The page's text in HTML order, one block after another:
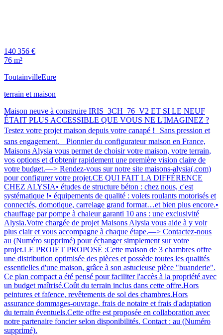
140 356 €
76 m²
ToutainvilleEure
terrain et maison
Maison neuve à construire IRIS_3CH_76_V2 ET SI LE NEUF
ÉTAIT PLUS ACCESSIBLE QUE VOUS NE L'IMAGINEZ ?
Testez votre projet maison depuis votre canapé ! Sans pression et
sans engagement. Pionnier du configurateur maison en France,
Maisons Alysia vous permet de choisir votre maison, votre terrain,
vos options et d'obtenir rapidement une première vision claire de
votre budget.—> Rendez-vous sur notre site maisons-alysia(.com)
pour configurer votre projet.CE QUI FAIT LA DIFFÉRENCE
CHEZ ALYSIA• études de structure béton : chez nous, c'est
systématique !• équipements de qualité : volets roulants motorisés et
connectés, domotique, carrelage grand format…et bien plus encore.•
chauffage par pompe à chaleur garanti 10 ans : une exclusivité
Alysia.Votre chargée de projet Maisons Alysia vous aide à y voir
plus clair et vous accompagne à chaque étape.—> Contactez-nous
au (Numéro supprimé) pour échanger simplement sur votre
projet.LE PROJET PROPOSÉ :Cette maison de 3 chambres offre
une distribution optimisée des pièces et possède toutes les qualités
essentielles d'une maison, grâce à son astucieuse pièce "buanderie".
Ce plan compact a été pensé pour faciliter l'accès à la propriété avec
un budget maîtrisé.Coût du terrain inclus dans cette offre.Hors
peintures et faïence, revêtements de sol des chambres.Hors
assurance dommages-ouvrage, frais de notaire et frais d'adaptation
du terrain éventuels.Cette offre est proposée en collaboration avec
notre partenaire foncier selon disponibilités. Contact : au (Numéro
supprimé).